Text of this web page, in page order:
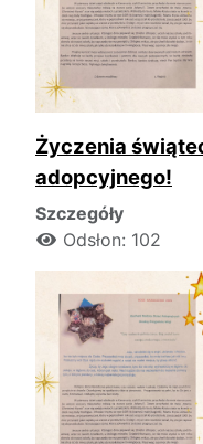
Życzenia
adopcyjnego!
Szczegóły
Odsłon: 102